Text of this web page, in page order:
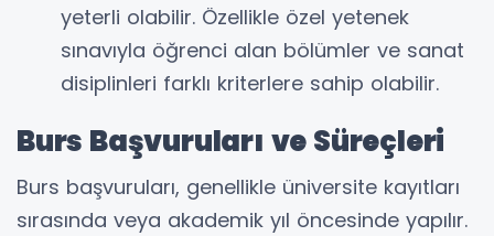
yeterli olabilir. Özellikle özel yetenek
sınavıyla öğrenci alan bölümler ve sanat
disiplinleri farklı kriterlere sahip olabilir.
Burs Başvuruları ve Süreçleri
Burs başvuruları, genellikle üniversite kayıtları
sırasında veya akademik yıl öncesinde yapılır.